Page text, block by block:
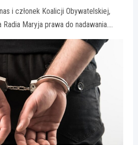
i członek Koalicji Obywatelskiej,
Maryja prawa do nadawania.…